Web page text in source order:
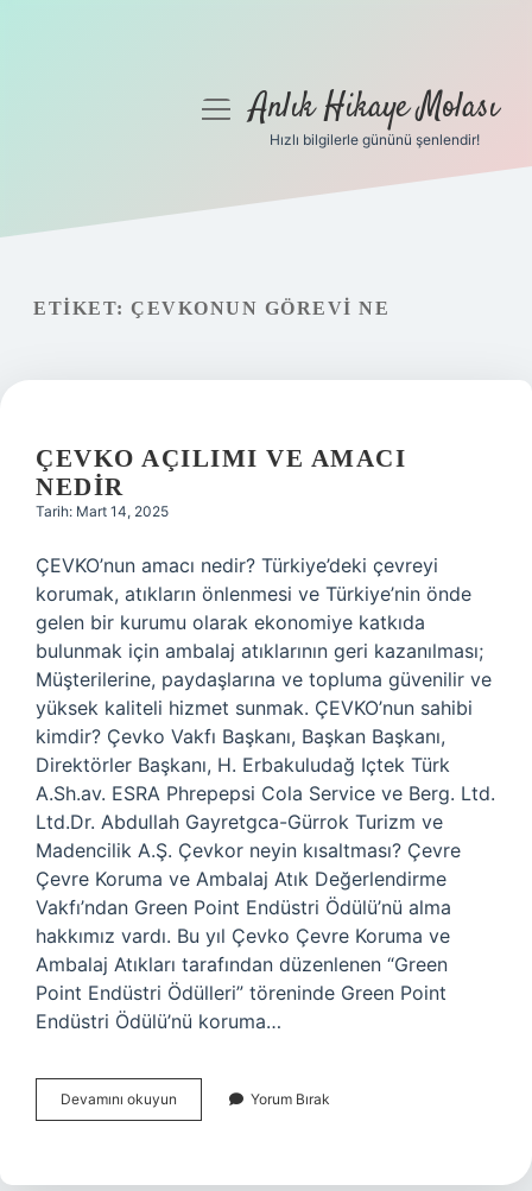
Gizlilik Politikası
menüyüAnlık Hikaye Molası
Hızlı bilgilerle gününü şenlendir!
ETIKET: ÇEVKONUN GÖREVI NE
ÇEVKO AÇILIMI VE AMACI
NEDIR
Tarih: Mart 14, 2025
ÇEVKO’nun amacı nedir? Türkiye’deki çevreyi
korumak, atıkların önlenmesi ve Türkiye’nin önde
gelen bir kurumu olarak ekonomiye katkıda
bulunmak için ambalaj atıklarının geri kazanılması;
Müşterilerine, paydaşlarına ve topluma güvenilir ve
yüksek kaliteli hizmet sunmak. ÇEVKO’nun sahibi
kimdir? Çevko Vakfı Başkanı, Başkan Başkanı,
Direktörler Başkanı, H. Erbakuludağ Içtek Türk
A.Sh.av. ESRA Phrepepsi Cola Service ve Berg. Ltd.
Ltd.Dr. Abdullah Gayretgca-Gürrok Turizm ve
Madencilik A.Ş. Çevkor neyin kısaltması? Çevre
Çevre Koruma ve Ambalaj Atık Değerlendirme
Vakfı’ndan Green Point Endüstri Ödülü’nü alma
hakkımız vardı. Bu yıl Çevko Çevre Koruma ve
Ambalaj Atıkları tarafından düzenlenen “Green
Point Endüstri Ödülleri” töreninde Green Point
Endüstri Ödülü’nü koruma…
Devamını okuyun
Açılımı
Nedir
Yorum Bırak